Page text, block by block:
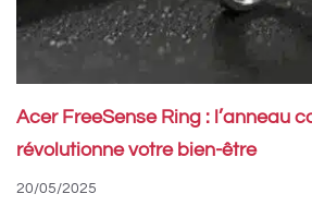
Acer FreeSense Ring : l’anneau
révolutionne votre bien-être
20/05/2025